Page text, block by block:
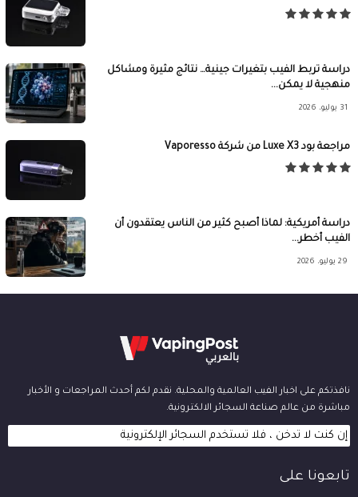
دراسة تربط الفيب بتغيرات جينية… نتائج مثيرة ومشاكل
منهجية لا يمكن...
31 يوليو، 2026
مراجعة بود Luxe X3 من شركة Vaporesso
دراسة أمريكية: لماذا أصبح كثير من الناس يعتقدون أن
الفيب أخطر...
29 يوليو، 2026
نافذتكم على اخبار الفيب العالمية والمحلية. نقدم لكم أحدث المراجعات و الأخبار
مباشرة من عالم صناعة السجائر الالكترونية.
إن كنت لا تدخن ، فلا تستخدم السجائر الإلكترونية
تابعونا على